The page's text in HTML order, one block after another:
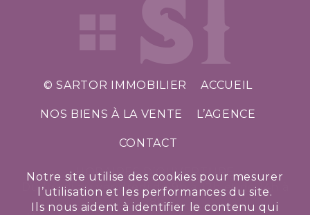
© SARTOR IMMOBILIER ACCUEIL
NOS BIENS À LA VENTE L’AGENCE
CONTACT
HORAIRES D’OUVERTURE
Du lundi au vendredi de 9h à 12h et de 14h à
18h
Notre site utilise des cookies pour mesurer
l’utilisation et les performances du site.
Ils nous aident à identifier le contenu qui